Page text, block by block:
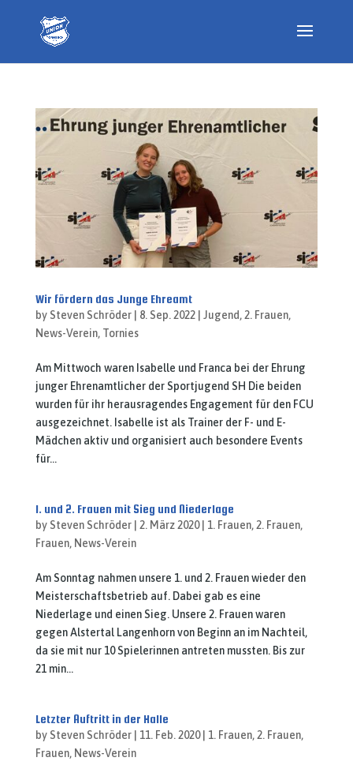
Wir fördern das Junge Ehreamt
by Steven Schröder| 8. Sep. 2022| Jugend,2. Frauen,
News-Verein, Tornies
Am Mittwoch waren Isabelle und Franca bei der Ehrung
junger Ehrenamtlicher der Sportjugend SH Die beiden
wurden für ihr herausragendes Engagement für den FCU
ausgezeichnet. Isabelle ist als Trainer der F- und E-
Mädchen aktiv und organisiert auch besondere Events
für...
1. und 2. Frauen mit Sieg und Niederlage
by Steven Schröder| 2. März 2020| 1. Frauen,2. Frauen,
Frauen, News-Verein
Am Sonntag nahmen unsere 1. und 2. Frauen wieder den
Meisterschaftsbetrieb auf. Dabei gab es eine
Niederlage und einen Sieg. Unsere 2. Frauen waren
gegen Alstertal Langenhorn von Beginn an im Nachteil,
da sie mit nur 10 Spielerinnen antreten mussten. Bis zur
21 min...
Letzter Auftritt in der Halle
by Steven Schröder| 11. Feb. 2020| 1. Frauen,2. Frauen,
Frauen, News-Verein